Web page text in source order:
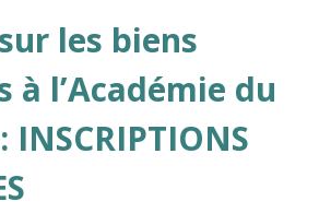
les biens
à l’Académie du